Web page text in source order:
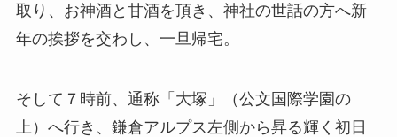
取り、お神酒と甘酒を頂き、神社の世話の方へ新
年の挨拶を交わし、一旦帰宅。
そして７時前、通称「大塚」（公文国際学園の
上）へ行き、鎌倉アルプス左側から昇る輝く初日